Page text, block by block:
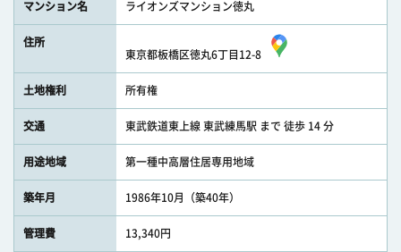
マンション名 ライオンズマンション徳丸
住所
東京都板橋区徳丸6丁目12-8
土地権利 所有権
交通 東武鉄道東上線 東武練馬駅 まで 徒歩 14 分
用途地域 第一種中高層住居専用地域
築年月 1986年10月（築40年）
管理費 13,340円